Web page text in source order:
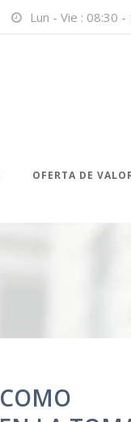
Lun - Vie : 08:30 -
OFERTA DE